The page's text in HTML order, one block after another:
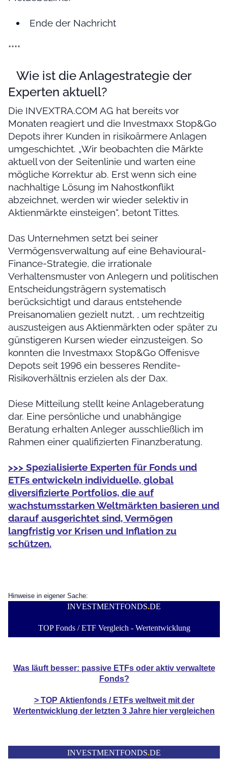
Ende der Nachricht
****
Wie ist die Anlagestrategie der
Experten aktuell?
Die INVEXTRA.COM AG hat bereits vor
Monaten reagiert und die Investmaxx Stop&Go
Depots ihrer Kunden in risikoärmere Anlagen
umgeschichtet. „Wir beobachten die Märkte
aktuell von der Seitenlinie und warten eine
mögliche Korrektur ab. Erst wenn sich eine
nachhaltige Lösung im Nahostkonflikt
abzeichnet, werden wir wieder selektiv in
Aktienmärkte einsteigen“, betont Tittes.
Das Unternehmen setzt bei seiner
Vermögensverwaltung auf eine Behavioural-
Finance-Strategie, die irrationale
Verhaltensmuster von Anlegern und politischen
Entscheidungsträgern systematisch
berücksichtigt und daraus entstehende
Preisanomalien gezielt nutzt, , um rechtzeitig
auszusteigen aus Aktienmärkten oder später zu
günstigeren Kursen wieder einzusteigen. So
konnten die Investmaxx Stop&Go Offenisve
Depots seit 1996 ein besseres Rendite-
Risikoverhältnis erzielen als der Dax.
Diese Mitteilung stellt keine Anlageberatung
dar. Eine persönliche und unabhängige
Beratung erhalten Anleger ausschließlich im
Rahmen einer qualifizierten Finanzberatung.
>>> Spezialisierte Experten für Fonds und
ETFs entwickeln individuelle, global
diversifizierte Portfolios, die auf
wachstumsstarken Weltmärkten basieren und
darauf ausgerichtet sind, Vermögen
langfristig vor Krisen und Inflation zu
schützen.
Hinweise in eigener Sache:
INVESTMENTFONDS.DE
TOP Fonds / ETF Vergleich - Wertentwicklung
Was läuft besser: passive ETFs oder aktiv verwaltete
Fonds?
> TOP Aktienfonds / ETFsweltweit mit der
Wertentwicklung der letzten 3 Jahre hier vergleichen
INVESTMENTFONDS.DE